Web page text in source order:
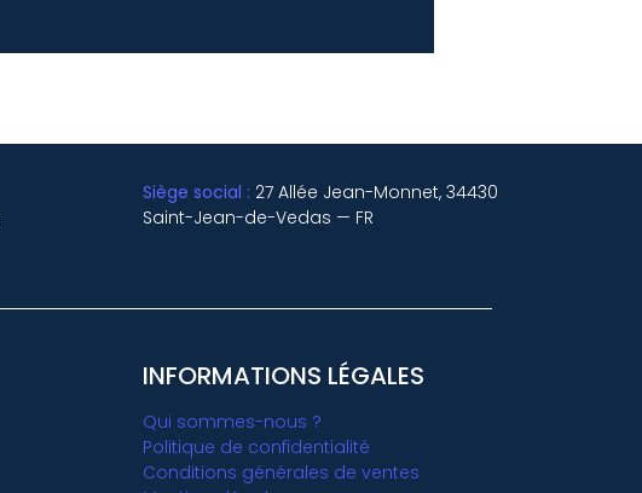
Siège social : 27 Allée Jean-Monnet, 34430
Saint-Jean-de-Vedas — FR
INFORMATIONS LÉGALES
Qui sommes-nous ?
Politique de confidentialité
Conditions générales de ventes